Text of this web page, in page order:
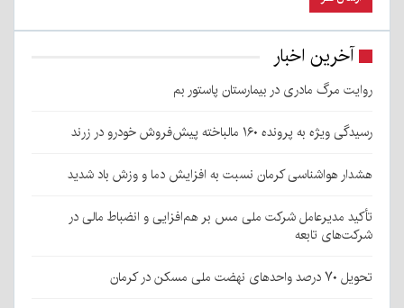
آخرین اخبار
روایت مرگ مادری در بیمارستان پاستور بم
رسیدگی ویژه به پرونده ۱۶۰ مالباخته پیش‌فروش خودرو در زرند
هشدار هواشناسی کرمان نسبت به افزایش دما و وزش باد شدید
تأکید مدیرعامل شرکت ملی مس بر هم‌افزایی و انضباط مالی در
شرکت‌های تابعه
تحویل ۷۰ درصد واحدهای نهضت ملی مسکن در کرمان